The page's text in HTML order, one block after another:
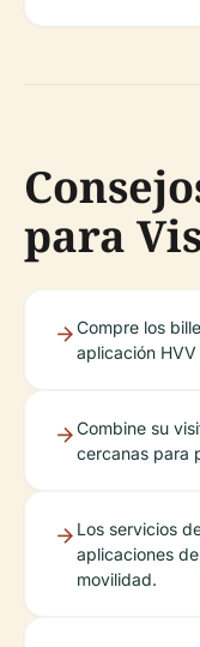
para
Compre los
aplicación
Combine su
cercanas para
Los servicios
aplicaciones
movilidad.